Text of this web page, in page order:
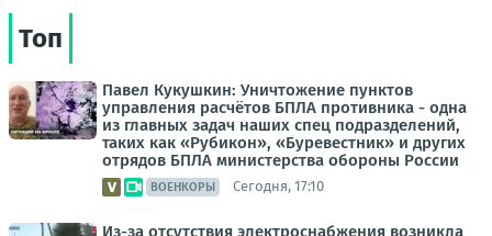
Топ
Павел Кукушкин: Уничтожение пунктов
управления расчётов БПЛА противника - одна
из главных задач наших спец подразделений,
таких как «Рубикон», «Буревестник» и других
отрядов БПЛА министерства обороны России
ВОЕНКОРЫ Сегодня, 17:10
Из-за отсутствия электроснабжения возникла